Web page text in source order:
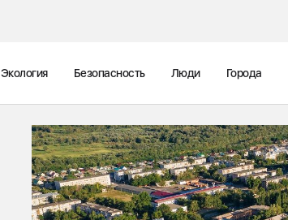
Экология Безопасность Люди Города